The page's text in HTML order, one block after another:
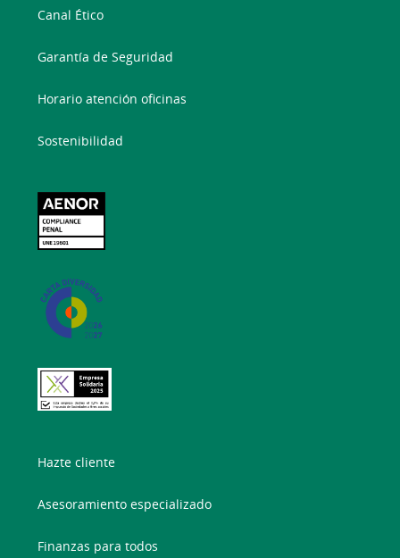
Canal Ético
Garantía de Seguridad
Horario atención oficinas
Sostenibilidad
Hazte cliente
Asesoramiento especializado
Finanzas para todos